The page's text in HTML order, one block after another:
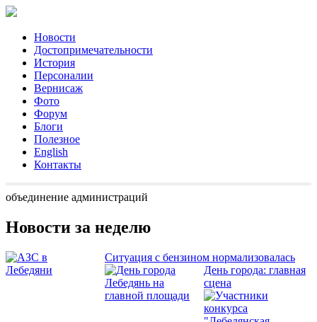
Новости
Достопримечательности
История
Персоналии
Вернисаж
Фото
Форум
Блоги
Полезное
English
Контакты
объединение администраций
Новости за неделю
Ситуация с бензином нормализовалась
День города: главная
сцена